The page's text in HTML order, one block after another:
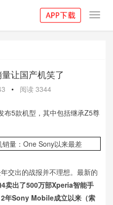
让国产机笑了
• 阅读 3344
布5款机型，其中包括继承Z5尊
交出的战报并不理想。最新的
卖出了500万部Xperia智能手
年Sony Mobile成立以来（索